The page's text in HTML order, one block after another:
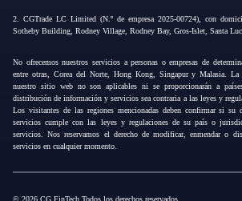
2. CGTrade LC Limited (N.º de empresa 2025-00724), con
Sotheby Building, Rodney Village, Rodney Bay, Gros-Islet, Santa
No ofrecemos nuestros servicios a personas o empresas de
entre otras, Corea del Norte, Hong Kong, Singapur y Malasia.
nuestro sitio web no son aplicables ni se proporcionarán a
distribución de información y servicios sea contraria a las leyes y
Los visitantes de las regiones mencionadas deben confirmar si su
servicios cumple con las leyes y regulaciones de su país o
servicios. Nos reservamos el derecho de modificar, enmendar o
servicios en cualquier momento.
© 2026 CG FinTech Todos los derechos reservados.